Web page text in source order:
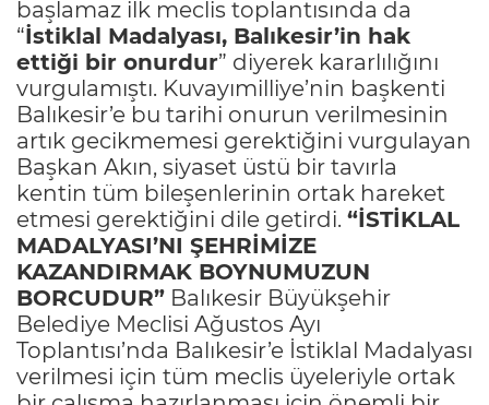
başlamaz ilk meclis toplantısında da
“İstiklal Madalyası, Balıkesir’in hak
ettiği bir onurdur” diyerek kararlılığını
vurgulamıştı. Kuvayımilliye’nin başkenti
Balıkesir’e bu tarihi onurun verilmesinin
artık gecikmemesi gerektiğini vurgulayan
Başkan Akın, siyaset üstü bir tavırla
kentin tüm bileşenlerinin ortak hareket
etmesi gerektiğini dile getirdi. “İSTİKLAL
MADALYASI’NI ŞEHRİMİZE
KAZANDIRMAK BOYNUMUZUN
BORCUDUR” Balıkesir Büyükşehir
Belediye Meclisi Ağustos Ayı
Toplantısı’nda Balıkesir’e İstiklal Madalyası
verilmesi için tüm meclis üyeleriyle ortak